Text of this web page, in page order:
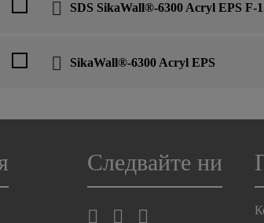
SDS SikaWall®-6300 Acryl EPS F-
SikaWall®-6300 Acryl EPS
Следвайте ни